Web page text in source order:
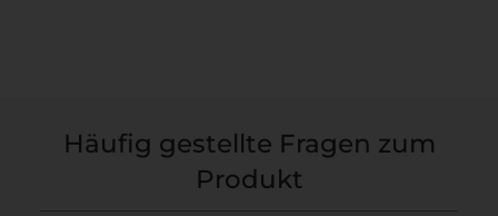
Häufig gestellte Fragen zum
Produkt